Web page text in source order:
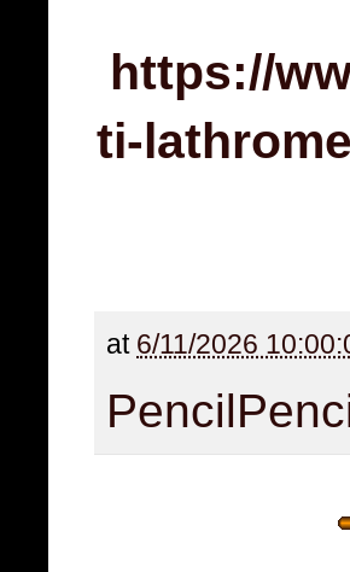
https://
ti-
at 6/11/2026
Pencil